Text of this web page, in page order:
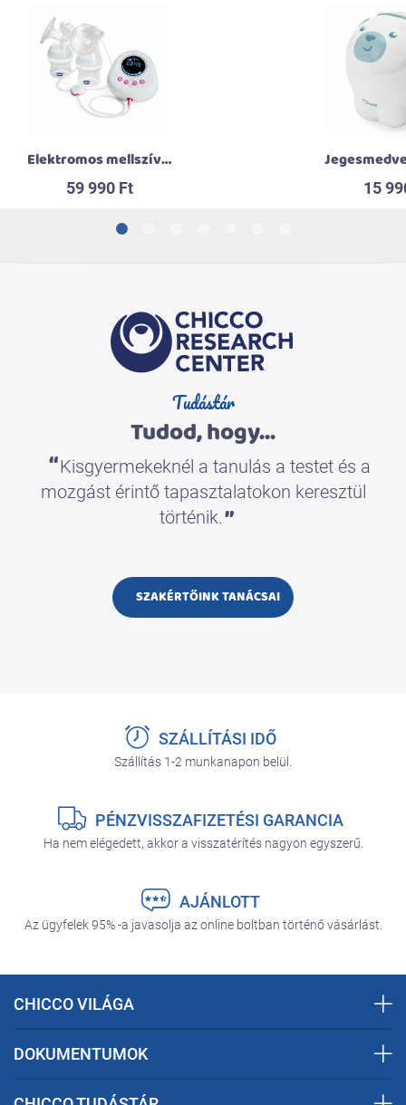
Elektromos mellszívó Double
59 990 Ft 15
Tudástár
Tudod, hogy...
“Kisgyermekeknél a tanulás a testet és a
mozgást érintő tapasztalatokon keresztül
történik.”
SZAKÉRTŐINK TANÁCSAI
SZÁLLÍTÁSI IDŐ
Szállítás 1-2 munkanapon belül.
PÉNZVISSZAFIZETÉSI GARANCIA
Ha nem elégedett, akkor a visszatérítés nagyon egyszerű.
AJÁNLOTT
Az ügyfelek 95% -a javasolja az online boltban történő vásárlást.
CHICCO VILÁGA
DOKUMENTUMOK